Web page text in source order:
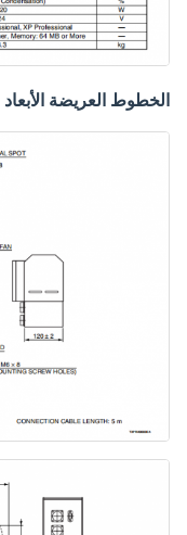
الخطوط العريضة الأبعاد